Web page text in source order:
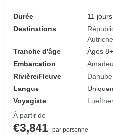
Durée
11 jours
Destinations
Autriche
Tranche d'âge
Âges 8+
Embarcation
Rivière/Fleuve
Danube
Langue
Voyagiste
À partir de
€3,841 par personne